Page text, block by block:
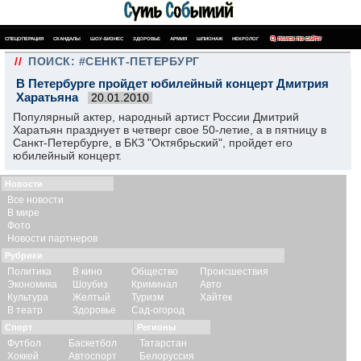
СПЕЦОПЕРАЦИЯ СКАНДАЛЫ ШОУ-БИЗНЕС ЗДОРОВЬЕ АРМИЯ ШПИОНАЖ НЕКРОЛОГ ПОИСК ПО САЙТУ
// ПОИСК: #СЕНКТ-ПЕТЕРБУРГ
В Петербурге пройдет юбилейный концерт Дмитрия
Харатьяна
20.01.2010
Популярный актер, народный артист России Дмитрий
Харатьян празднует в четверг свое 50-летие, а в пятницу в
Санкт-Петербурге, в БКЗ "Октябрьский", пройдет его
юбилейный концерт.
Новости
Все новости
В мире
Фото
Новости партнеров
Рубрики
Политика
Экономика
Культура
В театр
В кино
Шоубиз
Желтый
Здоровье
Общество
Криминал
Туризм
Сад-огород
Происшествия
Авто
Хайтек
Спорт
Футбол
Хоккей
Баскетбол
Автоспорт
Регионы
Татарстан
Белоруссия